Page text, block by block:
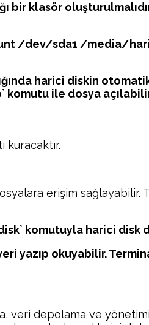
bir klasör
/dev/sda1 /media/
harici diskin
ile dosya
kuracaktır.
erişim
komutuyla harici
yazıp okuyabilir.
veri depolama ve